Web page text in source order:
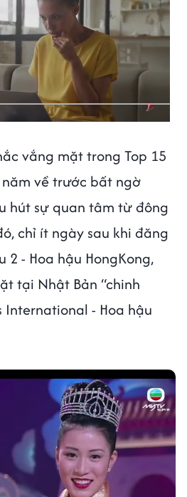
vắng mặt trong Top 15
về trước bất ngờ
hút sự quan tâm từ đông
chỉ ít ngày sau khi đăng
2 - Hoa hậu HongKong,
tại Nhật Bản “chinh
International - Hoa hậu